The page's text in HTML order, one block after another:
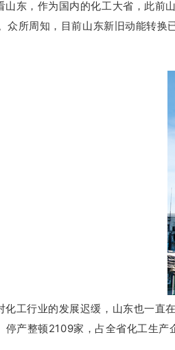
山东，作为国内的化工大省，此前
众所周知，目前山东新旧动能转换
化工行业的发展迟缓，山东也一直
停产整顿2109家，占全省化工生产